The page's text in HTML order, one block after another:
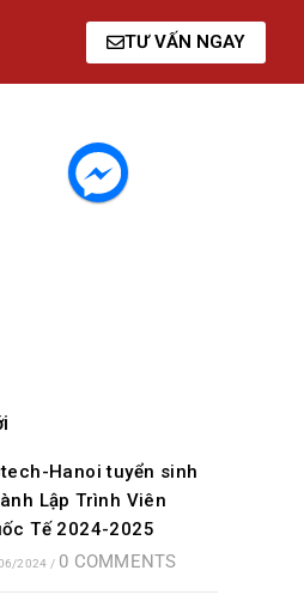
TƯ VẤN NGAY
Hanoi tuyển sinh
Lập Trình Viên
Tế 2024-2025
2024 / 0 COMMENTS